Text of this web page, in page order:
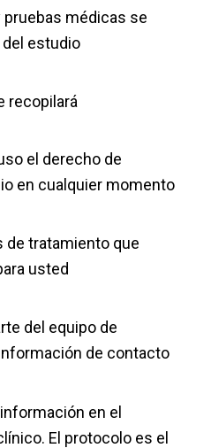
médicas se
estudio
recopilará
el derecho de
en cualquier momento
de tratamiento que
usted
del equipo de
de contacto
en el
El protocolo es el